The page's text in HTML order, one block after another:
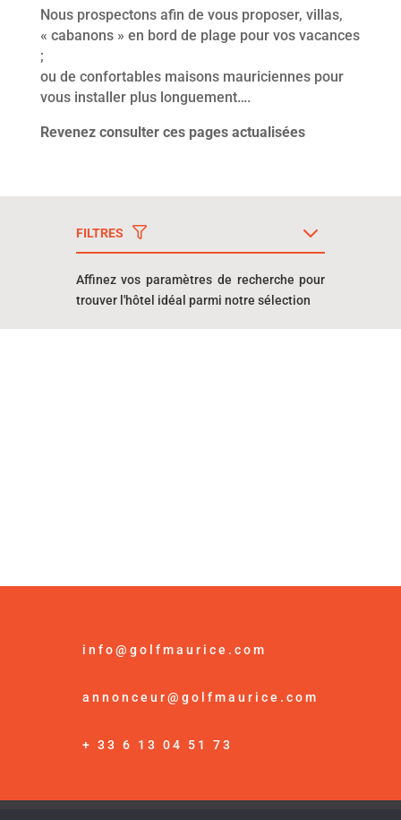
Nous prospectons afin de vous proposer, villas,
« cabanons » en bord de plage pour vos vacances
;
ou de confortables maisons mauriciennes pour
vous installer plus longuement….
Revenez consulter ces pages actualisées
FILTRES
Affinez vos paramètres de recherche pour
trouver l'hôtel idéal parmi notre sélection
info@golfmaurice.com
annonceur@golfmaurice.com
+ 33 6 13 04 51 73